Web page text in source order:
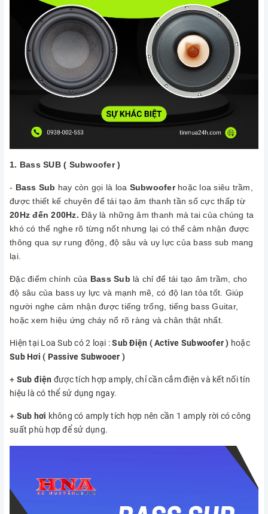
1. Bass SUB ( Subwoofer )
- Bass Sub hay còn gọi là loa Subwooferhoặc loa siêu trầm,
được thiết kế chuyên để tái tạo âm thanh tần số cực thấp từ
20Hz đến 200Hz. Đây là những âm thanh mà tai của chúng ta
khó có thể nghe rõ từng nốt nhưng lại có thể cảm nhận được
thông qua sự rung động, độ sâu và uy lực của bass sub mang
lại.
Đặc điểm chính của Bass Sub là chỉ để tái tạo âm trầm, cho
độ sâu của bass uy lực và mạnh mẽ, có độ lan tỏa tốt. Giúp
người nghe cảm nhận được tiếng trống, tiếng bass Guitar,
hoặc xem hiệu ứng cháy nổ rõ ràng và chân thật nhất.
Hiện tại Loa Sub có 2 loại :Sub Điện ( Active Subwoofer ) hoặc
Sub Hơi ( Passive Subwooer )
+ Sub điện được tích hợp amply, chỉ cần cắm điện và kết nối tín
hiệu là có thể sử dụng ngay.
+ Sub hơi không có amply tích hợp nên cần 1 amply rời có công
suất phù hợp để sử dụng.